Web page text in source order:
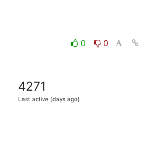
0
0
4271
Last active (days ago)